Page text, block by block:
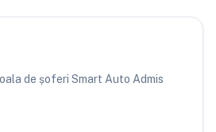
de șoferi Smart Auto Admis